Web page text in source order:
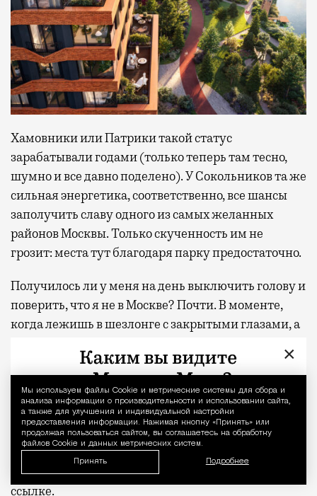
Уведомление
Мы используем файлы Сookie и метрические системы для сбора и
анализа информации о производительности и использовании сайта,
а также для улучшения и индивидуальной настройки
предоставления информации. Нажимая кнопку «Принять» или
продолжая пользоваться сайтом, вы соглашаетесь на обработку
файлов Cookie и данных метрических систем.
Принять Подробнее
Хамовники или Патрики такой статус
зарабатывали годами (только теперь там тесно,
шумно и все давно поделено). У Сокольников та же
сильная энергетика, соответственно, все шансы
заполучить славу одного из самых желанных
районов Москвы. Только скученность им не
грозит: места тут благодаря парку предостаточно.
Получилось ли у меня на день выключить голову и
поверить, что я не в Москве? Почти. В моменте,
когда лежишь в шезлонге с закрытыми глазами, а
отпуском и обычным вторником действительно
аэропорт, но ощущение осталось то же — будто
только что откуда-то издалека приехала
отдохнувшей.
С проектной декларацией можно ознакомиться по
ссылке.
×